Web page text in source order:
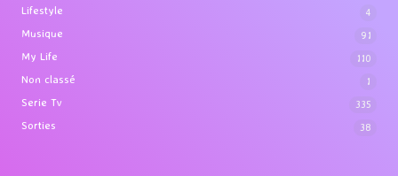
Lifestyle 4
Musique 91
My Life 110
Non classé 1
Serie Tv 335
Sorties 38